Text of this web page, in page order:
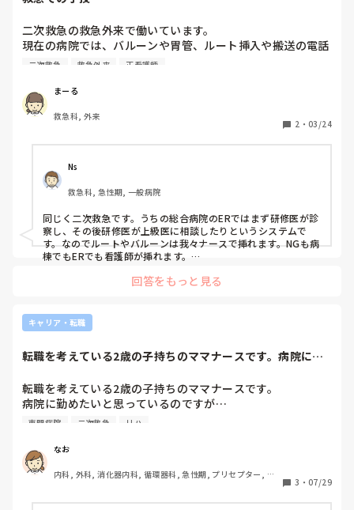
二次救急の救急外来で働いています。
現在の病院では、バルーンや胃管、ルート挿入や搬送の電話
も看護師でしていますが、多くの病院では救急専門医や研修
二次救急 救急外来 正看護師
まーる
救急科, 外来
2 ・ 03/24
Ns
救急科, 急性期, 一般病院
同じく二次救急です。うちの総合病院のERではまず研修医が診
察し、その後研修医が上級医に相談したりというシステムで
す。なのでルートやバルーンは我々ナースで挿れます。NGも病
棟でもERでも看護師が挿れます。
サーフロはまずその方たちにしてもらいますね。その方たちが
回答をもっと見る
キャリア・転職
転職を考えている2歳の子持ちのママナースです。病院に勤
転職を考えている2歳の子持ちのママナースです。
病院に勤めたいと思っているのですが…
②リハビリテーション専門病院
③急性期病院
専門病院 二次救急 リハ
なお
内科, 外科, 消化器内科, 循環器科, 急性期, プリセプター, マ
3 ・ 07/29